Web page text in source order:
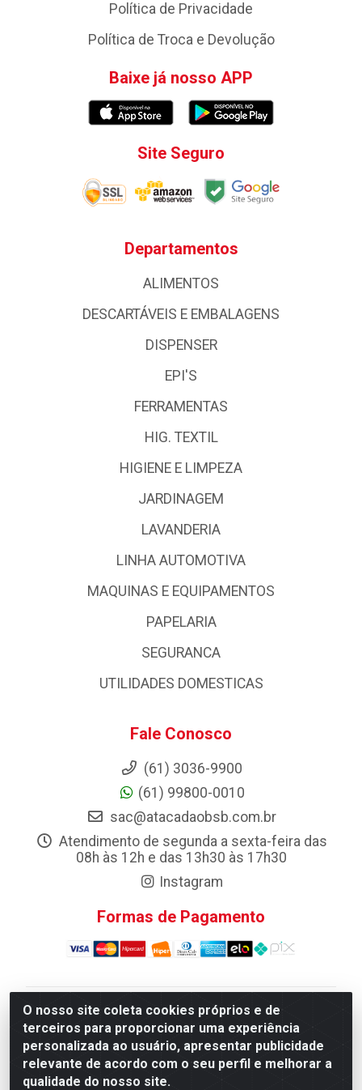
O nosso site coleta cookies próprios e de
terceiros para proporcionar uma experiência
personalizada ao usuário, apresentar publicidade
relevante de acordo com o seu perfil e melhorar a
qualidade do nosso site.
Política de Privacidade
Política de Troca e Devolução
Baixe já nosso APP
Site Seguro
Departamentos
ALIMENTOS
DESCARTÁVEIS E EMBALAGENS
DISPENSER
EPI'S
FERRAMENTAS
HIG. TEXTIL
HIGIENE E LIMPEZA
JARDINAGEM
LAVANDERIA
LINHA AUTOMOTIVA
MAQUINAS E EQUIPAMENTOS
PAPELARIA
SEGURANCA
UTILIDADES DOMESTICAS
Fale Conosco
(61) 3036-9900
(61) 99800-0010
sac@atacadaobsb.com.br
Atendimento de segunda a sexta-feira das
08h às 12h e das 13h30 às 17h30
Instagram
Formas de Pagamento
Atacadao da Limpeza F. Pereira Queiroz Comercio e
Distribuicao LTDA - Quadra Qi 10 Lotes 39 e, 41 - Setor
Industrial (Taguatinga), Brasília/DF - CEP 72.135-100 -
CNPJ 13.184.675/0001-80